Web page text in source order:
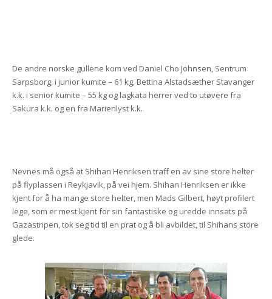
De andre norske gullene kom ved Daniel Cho Johnsen, Sentrum
Sarpsborg, i junior kumite – 61 kg, Bettina Alstadsæther Stavanger
k.k. i senior kumite – 55 kg og lagkata herrer ved to utøvere fra
Sakura k.k. og en fra Marienlyst k.k.
Nevnes må også at Shihan Henriksen traff en av sine store helter
på flyplassen i Reykjavik, på vei hjem. Shihan Henriksen er ikke
kjent for å ha mange store helter, men Mads Gilbert, høyt profilert
lege, som er mest kjent for sin fantastiske og uredde innsats på
Gazastripen, tok seg tid til en prat og å bli avbildet, til Shihans store
glede.